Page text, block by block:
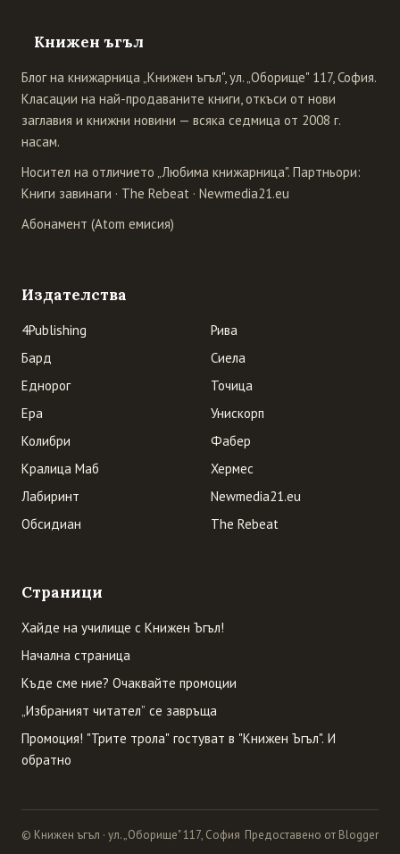
Книжен ъгъл
Блог на книжарница „Книжен ъгъл", ул. „Оборище" 117, София.
Класации на най-продаваните книги, откъси от нови
заглавия и книжни новини — всяка седмица от 2008 г.
насам.
Носител на отличието „Любима книжарница". Партньори:
Книги завинаги · The Rebeat · Newmedia21.eu
Абонамент (Atom емисия)
Издателства
4Publishing
Бард
Еднорог
Ера
Колибри
Кралица Маб
Лабиринт
Обсидиан
Рива
Сиела
Точица
Унискорп
Фабер
Хермес
Newmedia21.eu
The Rebeat
Страници
Хайде на училище с Книжен Ъгъл!
Начална страница
Къде сме ние? Очаквайте промоции
„Избраният читател” се завръща
Промоция! "Трите трола" гостуват в "Книжен Ъгъл". И
обратно
© Книжен ъгъл · ул. „Оборище" 117, София Предоставено от Blogger